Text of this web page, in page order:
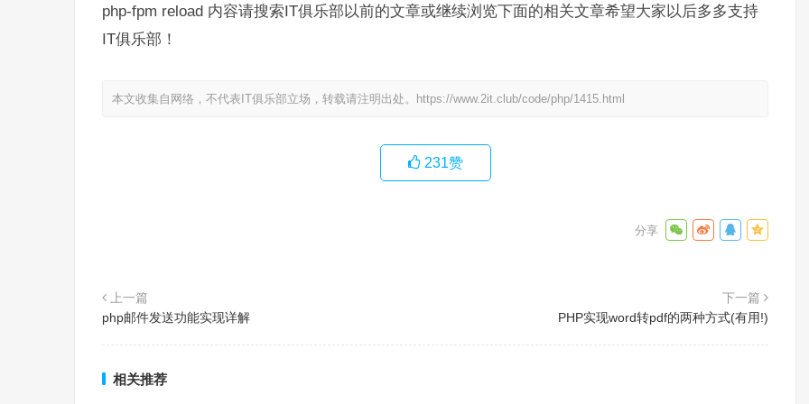
php-fpm reload 内容请搜索IT俱乐部以前的文章或继续浏览下面的相关文章希望大家以后多多支持
IT俱乐部！
本文收集自网络，不代表IT俱乐部立场，转载请注明出处。 https://www.2it.club/code/php/1415.html
231赞
上一篇
php邮件发送功能实现详解
下一篇
PHP实现word转pdf的两种方式(有用!)
相关推荐